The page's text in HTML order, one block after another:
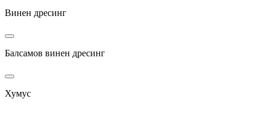
Винен дресинг
Балсамов винен дресинг
Хумус